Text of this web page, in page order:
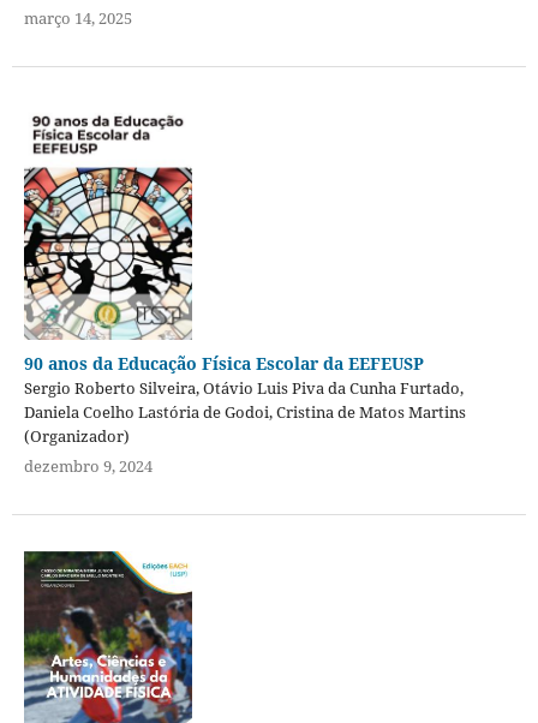
março 14, 2025
90 anos da Educação Física Escolar da EEFEUSP
Sergio Roberto Silveira, Otávio Luis Piva da Cunha Furtado,
Daniela Coelho Lastória de Godoi, Cristina de Matos Martins
(Organizador)
dezembro 9, 2024